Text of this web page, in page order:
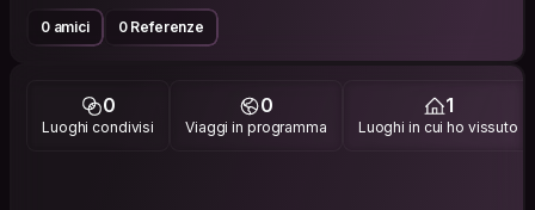
0 amici 0 Referenze
0
Luoghi condivisi
0
Viaggi in programma
1
Luoghi in cui ho vissuto